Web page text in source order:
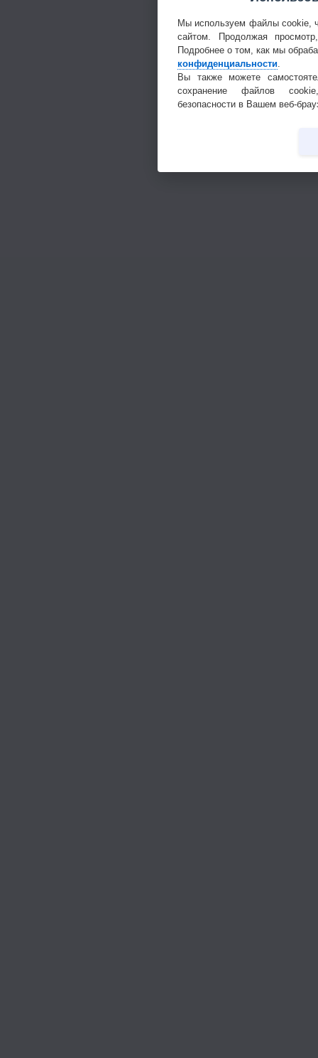
Мы используем файлы cookie,
сайтом. Продолжая
Подробнее о том, как мы
конфиденциальности.
Вы также можете
сохранение файлов
безопасности в Вашем веб-